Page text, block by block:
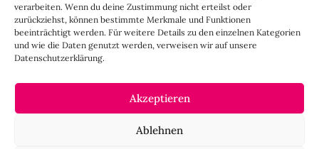
verarbeiten. Wenn du deine Zustimmung nicht erteilst oder
zurückziehst, können bestimmte Merkmale und Funktionen
beeinträchtigt werden. Für weitere Details zu den einzelnen Kategorien
und wie die Daten genutzt werden, verweisen wir auf unsere
Datenschutzerklärung.
Akzeptieren
Ablehnen
Darüber hinaus legen wir großen Wert auf den
Austausch mit Euch, den Leserinnen – über die
Kommentarfunktion, dieLady-Frage, dieLove-List
auch überInstagram
IMPRESSUM